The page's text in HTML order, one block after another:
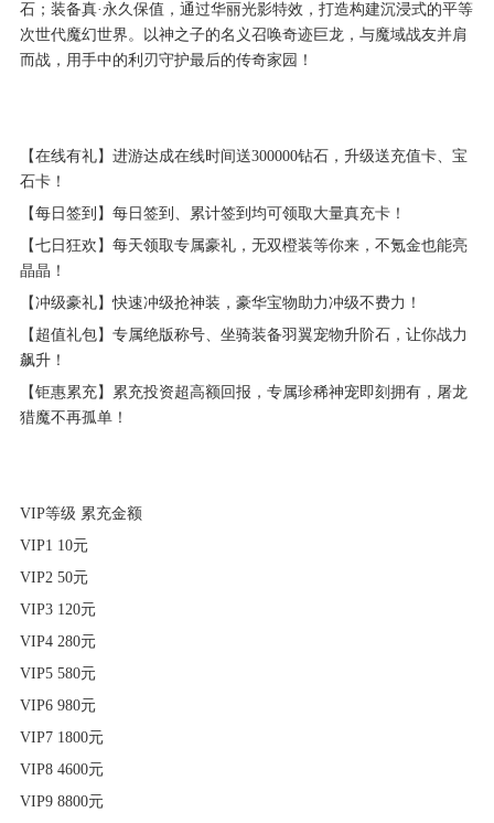
石；装备真·永久保值，通过华丽光影特效，打造构建沉浸式的平等
次世代魔幻世界。以神之子的名义召唤奇迹巨龙，与魔域战友并肩
而战，用手中的利刃守护最后的传奇家园！
【在线有礼】进游达成在线时间送300000钻石，升级送充值卡、宝
石卡！
【每日签到】每日签到、累计签到均可领取大量真充卡！
【七日狂欢】每天领取专属豪礼，无双橙装等你来，不氪金也能亮
晶晶！
【冲级豪礼】快速冲级抢神装，豪华宝物助力冲级不费力！
【超值礼包】专属绝版称号、坐骑装备羽翼宠物升阶石，让你战力
飙升！
【钜惠累充】累充投资超高额回报，专属珍稀神宠即刻拥有，屠龙
猎魔不再孤单！
VIP等级 累充金额
VIP1 10元
VIP2 50元
VIP3 120元
VIP4 280元
VIP5 580元
VIP6 980元
VIP7 1800元
VIP8 4600元
VIP9 8800元